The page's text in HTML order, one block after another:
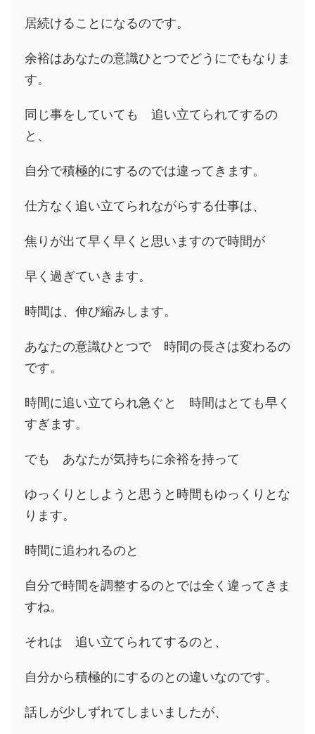
居続けることになるのです。
余裕はあなたの意識ひとつでどうにでもなりま
す。
同じ事をしていても 追い立てられてするの
と、
自分で積極的にするのでは違ってきます。
仕方なく追い立てられながらする仕事は、
焦りが出て早く早くと思いますので時間が
早く過ぎていきます。
時間は、伸び縮みします。
あなたの意識ひとつで 時間の長さは変わるの
です。
時間に追い立てられ急ぐと 時間はとても早く
すぎます。
でも あなたが気持ちに余裕を持って
ゆっくりとしようと思うと時間もゆっくりとな
ります。
時間に追われるのと
自分で時間を調整するのとでは全く違ってきま
すね。
それは 追い立てられてするのと、
自分から積極的にするのとの違いなのです。
話しが少しずれてしまいましたが、